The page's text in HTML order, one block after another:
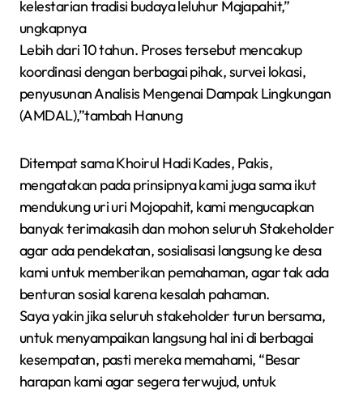
kelestarian tradisi budaya leluhur Majapahit,”
ungkapnya
Lebih dari 10 tahun. Proses tersebut mencakup
koordinasi dengan berbagai pihak, survei lokasi,
penyusunan Analisis Mengenai Dampak Lingkungan
(AMDAL),”tambah Hanung
Ditempat sama Khoirul Hadi Kades, Pakis,
mengatakan pada prinsipnya kami juga sama ikut
mendukung uri uri Mojopahit, kami mengucapkan
banyak terimakasih dan mohon seluruh Stakeholder
agar ada pendekatan, sosialisasi langsung ke desa
kami untuk memberikan pemahaman, agar tak ada
benturan sosial karena kesalah pahaman.
Saya yakin jika seluruh stakeholder turun bersama,
untuk menyampaikan langsung hal ini di berbagai
kesempatan, pasti mereka memahami, “Besar
harapan kami agar segera terwujud, untuk